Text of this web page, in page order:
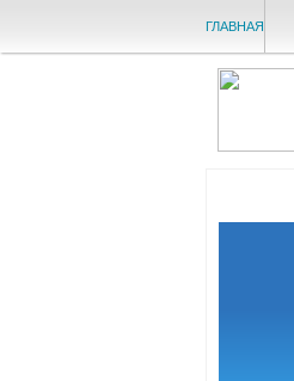
ГЛАВНАЯ